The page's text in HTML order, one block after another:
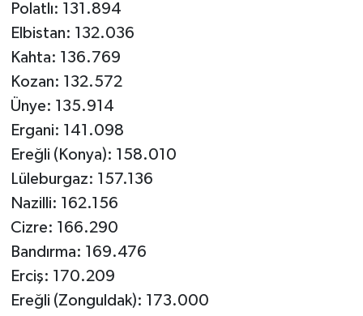
Polatlı: 131.894
Elbistan: 132.036
Kahta: 136.769
Kozan: 132.572
Ünye: 135.914
Ergani: 141.098
Ereğli (Konya): 158.010
Lüleburgaz: 157.136
Nazilli: 162.156
Cizre: 166.290
Bandırma: 169.476
Erciş: 170.209
Ereğli (Zonguldak): 173.000